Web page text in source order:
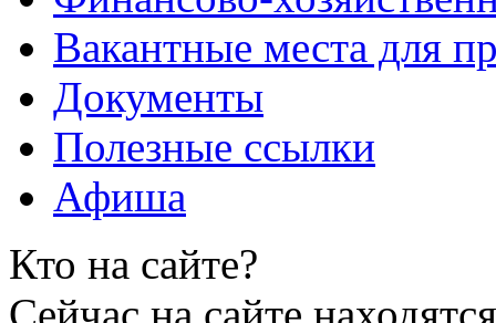
Вакантные места для
Документы
Полезные ссылки
Афиша
Кто на сайте?
Сейчас на сайте